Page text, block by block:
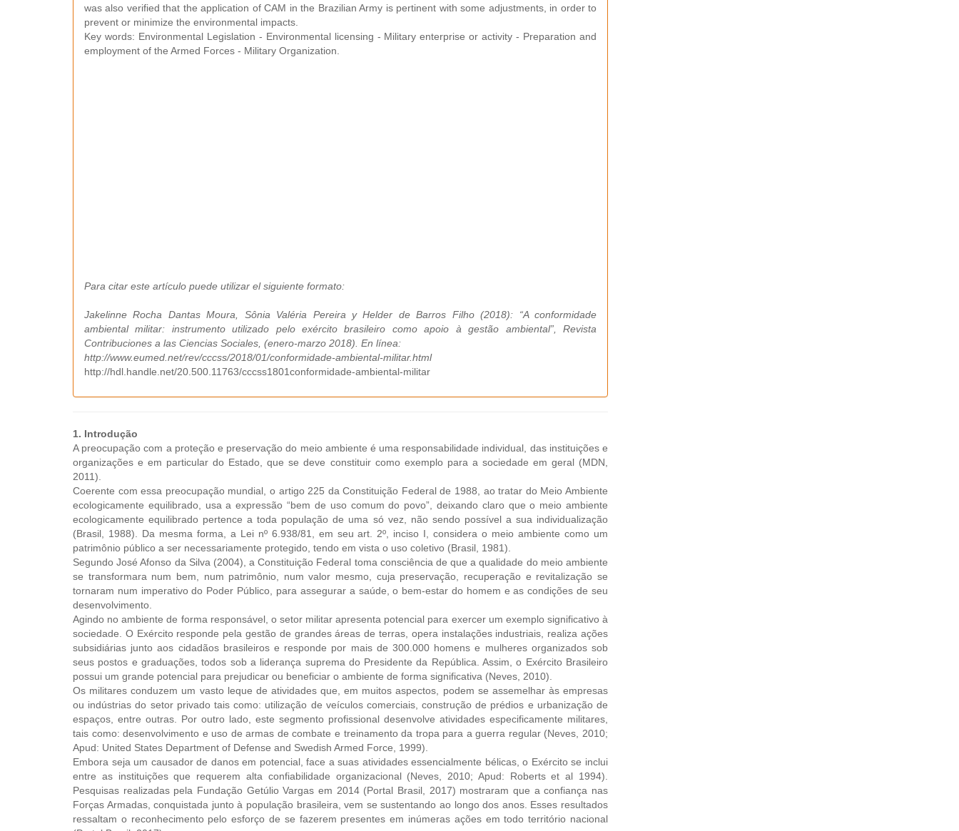
was also verified that the application of CAM in the Brazilian Army is pertinent with some adjustments, in order to
prevent or minimize the environmental impacts.
Key words: Environmental Legislation - Environmental licensing - Military enterprise or activity - Preparation and
employment of the Armed Forces - Military Organization.
Para citar este artículo puede utilizar el siguiente formato:
Jakelinne Rocha Dantas Moura, Sônia Valéria Pereira y Helder de Barros Filho (2018): “A conformidade
ambiental militar: instrumento utilizado pelo exército brasileiro como apoio à gestão ambiental”, Revista
Contribuciones a las Ciencias Sociales, (enero-marzo 2018). En línea:
http://www.eumed.net/rev/cccss/2018/01/conformidade-ambiental-militar.html
http://hdl.handle.net/20.500.11763/cccss1801conformidade-ambiental-militar
1. Introdução
A preocupação com a proteção e preservação do meio ambiente é uma responsabilidade individual, das instituições e
organizações e em particular do Estado, que se deve constituir como exemplo para a sociedade em geral (MDN,
2011).
Coerente com essa preocupação mundial, o artigo 225 da Constituição Federal de 1988, ao tratar do Meio Ambiente
ecologicamente equilibrado, usa a expressão “bem de uso comum do povo”, deixando claro que o meio ambiente
ecologicamente equilibrado pertence a toda população de uma só vez, não sendo possível a sua individualização
(Brasil, 1988). Da mesma forma, a Lei nº 6.938/81, em seu art. 2º, inciso I, considera o meio ambiente como um
patrimônio público a ser necessariamente protegido, tendo em vista o uso coletivo (Brasil, 1981).
Segundo José Afonso da Silva (2004), a Constituição Federal toma consciência de que a qualidade do meio ambiente
se transformara num bem, num patrimônio, num valor mesmo, cuja preservação, recuperação e revitalização se
tornaram num imperativo do Poder Público, para assegurar a saúde, o bem-estar do homem e as condições de seu
desenvolvimento.
Agindo no ambiente de forma responsável, o setor militar apresenta potencial para exercer um exemplo significativo à
sociedade. O Exército responde pela gestão de grandes áreas de terras, opera instalações industriais, realiza ações
subsidiárias junto aos cidadãos brasileiros e responde por mais de 300.000 homens e mulheres organizados sob
seus postos e graduações, todos sob a liderança suprema do Presidente da República. Assim, o Exército Brasileiro
possui um grande potencial para prejudicar ou beneficiar o ambiente de forma significativa (Neves, 2010).
Os militares conduzem um vasto leque de atividades que, em muitos aspectos, podem se assemelhar às empresas
ou indústrias do setor privado tais como: utilização de veículos comerciais, construção de prédios e urbanização de
espaços, entre outras. Por outro lado, este segmento profissional desenvolve atividades especificamente militares,
tais como: desenvolvimento e uso de armas de combate e treinamento da tropa para a guerra regular (Neves, 2010;
Apud: United States Department of Defense and Swedish Armed Force, 1999).
Embora seja um causador de danos em potencial, face a suas atividades essencialmente bélicas, o Exército se inclui
entre as instituições que requerem alta confiabilidade organizacional (Neves, 2010; Apud: Roberts et al 1994).
Pesquisas realizadas pela Fundação Getúlio Vargas em 2014 (Portal Brasil, 2017) mostraram que a confiança nas
Forças Armadas, conquistada junto à população brasileira, vem se sustentando ao longo dos anos. Esses resultados
ressaltam o reconhecimento pelo esforço de se fazerem presentes em inúmeras ações em todo território nacional